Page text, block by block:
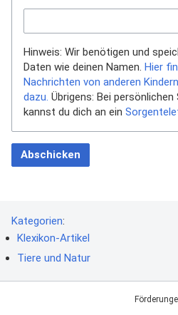
Hinweis: Wir benötigen und
Daten wie deinen Namen. Hier
Nachrichten von anderen
dazu. Übrigens: Bei
kannst du dich an ein
Abschicken
Kategorien:
Klexikon-Artikel
Tiere und Natur